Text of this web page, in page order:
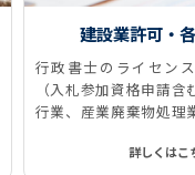
建設業許可・
行政書士のライセン
（入札参加資格申請
行業、産業廃棄物処理
詳しくはこ